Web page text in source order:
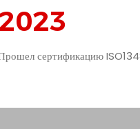
сертификацию